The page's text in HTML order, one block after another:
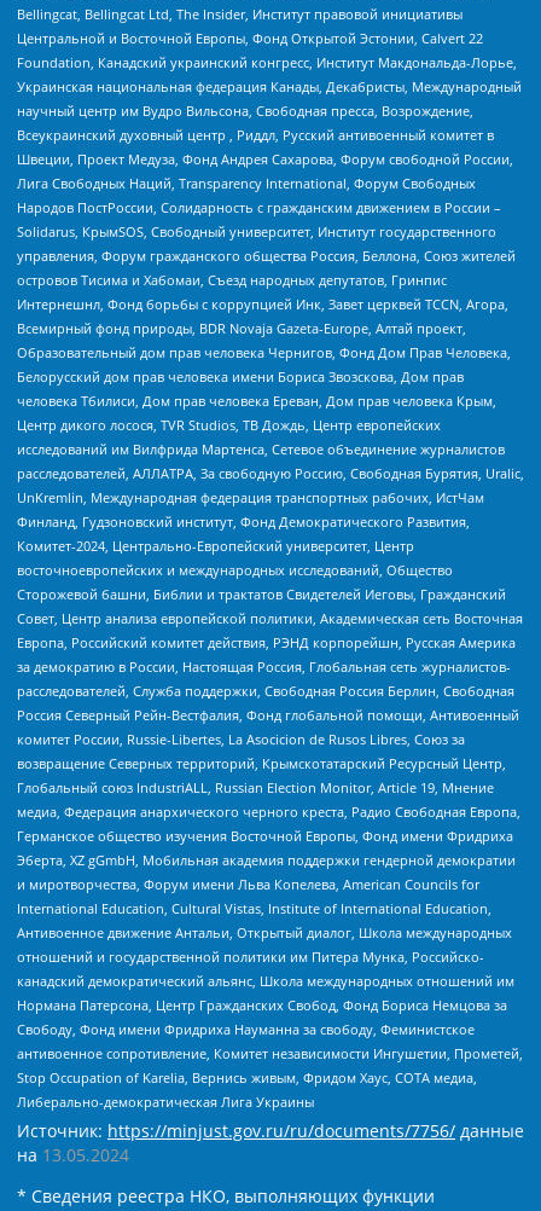
Bellingcat, Bellingcat Ltd, The Insider, Институт правовой инициативы
Центральной и Восточной Европы, Фонд Открытой Эстонии, Calvert 22
Foundation, Канадский украинский конгресс, Институт Макдональда-Лорье,
Украинская национальная федерация Канады, Декабристы, Международный
научный центр им Вудро Вильсона, Свободная пресса, Возрождение,
Всеукраинский духовный центр , Риддл, Русский антивоенный комитет в
Швеции, Проект Медуза, Фонд Андрея Сахарова, Форум свободной России,
Лига Свободных Наций, Transparеncy International, Форум Свободных
Народов ПостРоссии, Солидарность с гражданским движением в России –
Solidarus, КрымSOS, Свободный университет, Институт государственного
управления, Форум гражданского общества Россия, Беллона, Союз жителей
островов Тисима и Хабомаи, Съезд народных депутатов, Гринпис
Интернешнл, Фонд борьбы с коррупцией Инк, Завет церквей TCCN, Агора,
Всемирный фонд природы, BDR Novaja Gazeta-Europe, Алтай проект,
Образовательный дом прав человека Чернигов, Фонд Дом Прав Человека,
Белорусский дом прав человека имени Бориса Звозскова, Дом прав
человека Тбилиси, Дом прав человека Ереван, Дом прав человека Крым,
Центр дикого лосося, TVR Studios, ТВ Дождь, Центр европейских
исследований им Вилфрида Мартенса, Сетевое объединение журналистов
расследователей, АЛЛАТРА, За свободную Россию, Свободная Бурятия, Uralic,
UnKremlin, Международная федерация транспортных рабочих, ИстЧам
Финланд, Гудзоновский институт, Фонд Демократического Развития,
Комитет-2024, Центрально-Европейский университет, Центр
восточноевропейских и международных исследований, Общество
Сторожевой башни, Библии и трактатов Свидетелей Иеговы, Гражданский
Совет, Центр анализа европейской политики, Академическая сеть Восточная
Европа, Российский комитет действия, РЭНД корпорейшн, Русская Америка
за демократию в России, Настоящая Россия, Глобальная сеть журналистов-
расследователей, Служба поддержки, Свободная Россия Берлин, Свободная
Россия Северный Рейн-Вестфалия, Фонд глобальной помощи, Антивоенный
комитет России, Russie-Libertes, La Asocicion de Rusos Libres, Союз за
возвращение Северных территорий, Крымскотатарский Ресурсный Центр,
Глобальный союз IndustriALL, Russian Election Monitor, Article 19, Мнение
медиа, Федерация анархического черного креста, Радио Свободная Европа,
Германское общество изучения Восточной Европы, Фонд имени Фридриха
Эберта, XZ gGmbH, Мобильная академия поддержки гендерной демократии
и миротворчества, Форум имени Льва Копелева, American Councils for
International Education, Cultural Vistas, Institute of International Education,
Антивоенное движение Антальи, Открытый диалог, Школа международных
отношений и государственной политики им Питера Мунка, Российско-
канадский демократический альянс, Школа международных отношений им
Нормана Патерсона, Центр Гражданских Свобод, Фонд Бориса Немцова за
Свободу, Фонд имени Фридриха Науманна за свободу, Феминистское
антивоенное сопротивление, Комитет независимости Ингушетии, Прометей,
Stop Occupation of Karelia, Вернись живым, Фридом Хаус, СОТА медиа,
Либерально-демократическая Лига Украины
Источник: https://minjust.gov.ru/ru/documents/7756/ данные
на 13.05.2024
* Сведения реестра НКО, выполняющих функции